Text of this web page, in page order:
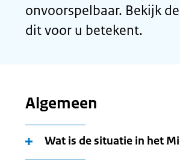
onvoorspelbaar. Bekijk
dit voor u betekent.
Algemeen
Wat is de situatie in het